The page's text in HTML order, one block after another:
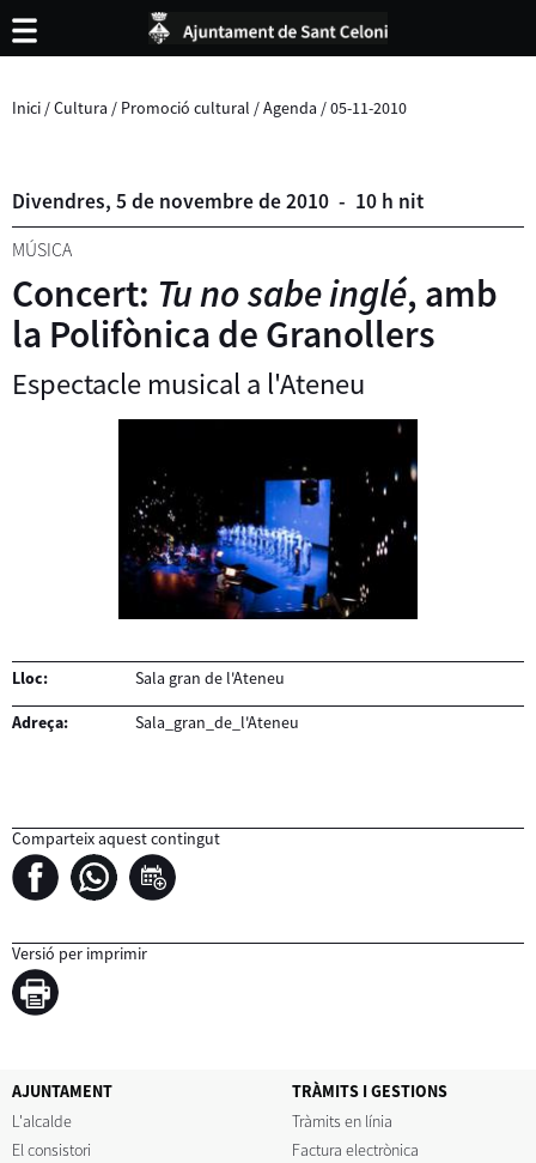
Inici /Cultura / Promoció cultural /Agenda /05-11-2010
Divendres, 5 de novembrede2010 - 10 h nit
MÚSICA
Concert: Tu no sabe inglé, amb
la Polifònica de Granollers
Espectacle musical a l'Ateneu
Lloc: Sala gran de l'Ateneu
Adreça: Sala_gran_de_l'Ateneu
Comparteix aquest contingut
Versió per imprimir
AJUNTAMENT
L'alcalde
El consistori
TRÀMITS I GESTIONS
Tràmits en línia
Factura electrònica